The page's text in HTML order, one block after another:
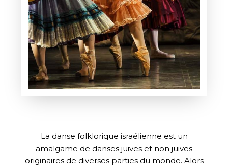
La danse folklorique israélienne est un
amalgame de danses juives et non juives
originaires de diverses parties du monde. Alors